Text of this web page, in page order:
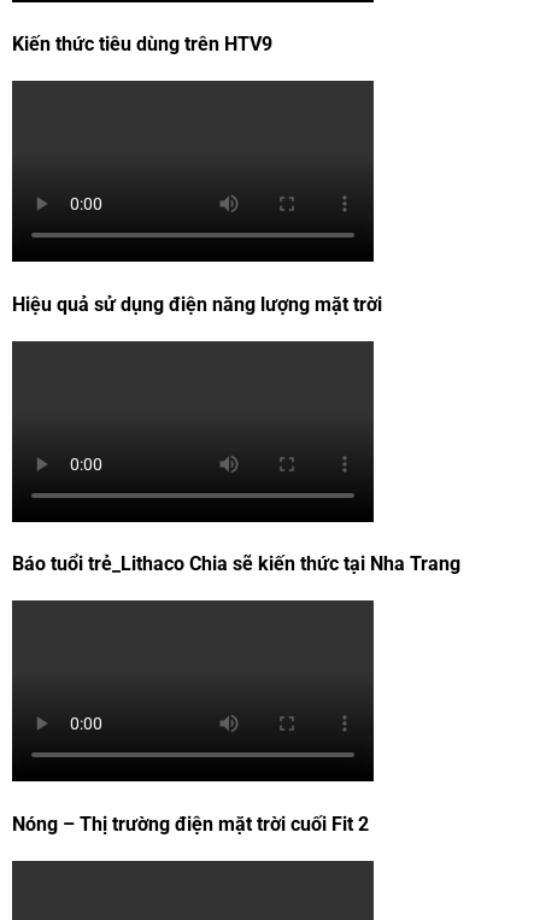
Kiến thức tiêu dùng trên HTV9
Hiệu quả sử dụng điện năng lượng mặt trời
Báo tuổi trẻ_Lithaco Chia sẽ kiến thức tại Nha Trang
Nóng – Thị trường điện mặt trời cuối Fit 2